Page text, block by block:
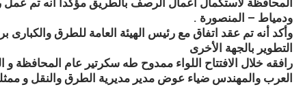
ودمياط – المنصورة .
وأكد أنه تم عقد اتفاق مع رئيس الهيئة العامة للطرق
التطوير بالجهة الأخرى
رافقه خلال الافتتاح اللواء ممدوح طه سكرتير عام
العرب والمهندس ضياء عوض مدير مديرية الطرق والنقل و